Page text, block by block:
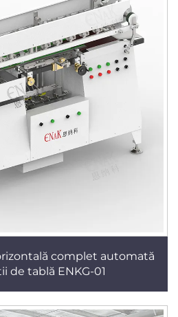
complet automată
de tablă ENKG-01